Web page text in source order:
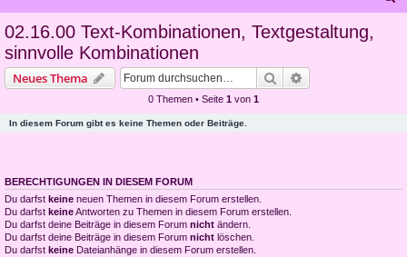
02.16.00 Text-Kombinationen, Textgestaltung,
sinnvolle Kombinationen
Neues Thema Suche
0 Themen • Seite 1 von 1
In diesem Forum gibt es keine Themen oder Beiträge.
BERECHTIGUNGEN IN DIESEM FORUM
Du darfst keine neuen Themen in diesem Forum erstellen.
Du darfst keineAntworten zu Themen in diesem Forum erstellen.
Du darfst deine Beiträge in diesem Forum nicht ändern.
Du darfst deine Beiträge in diesem Forum nicht löschen.
Du darfst keine Dateianhänge in diesem Forum erstellen.